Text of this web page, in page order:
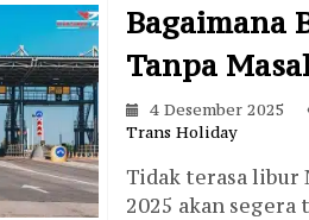
Bagaimana
Tanpa
4 Desember 2025
Trans Holiday
Tidak terasa libur
2025 akan